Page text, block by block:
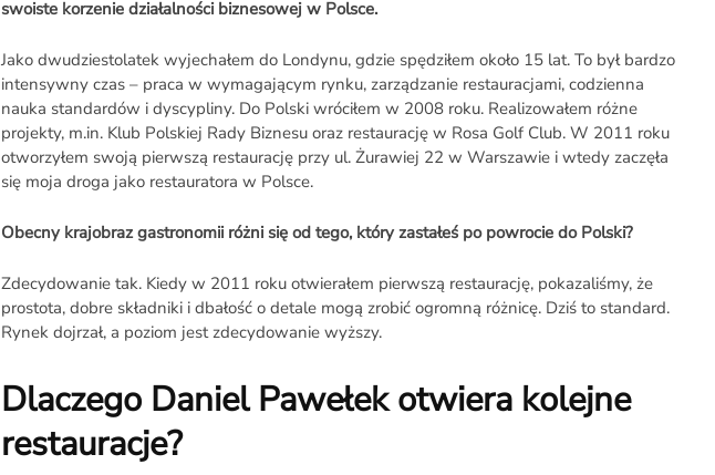
O
swoiste korzenie działalności biznesowej w Polsce.
Jako dwudziestolatek wyjechałem do Londynu, gdzie spędziłem około 15 lat. To był bardzo
intensywny czas – praca w wymagającym rynku, zarządzanie restauracjami, codzienna
nauka standardów i dyscypliny. Do Polski wróciłem w 2008 roku. Realizowałem różne
projekty, m.in. Klub Polskiej Rady Biznesu oraz restaurację w Rosa Golf Club. W 2011 roku
otworzyłem swoją pierwszą restaurację przy ul. Żurawiej 22 w Warszawie i wtedy zaczęła
się moja droga jako restauratora w Polsce.
Obecny krajobraz gastronomii różni się od tego, który zastałeś po powrocie do Polski?
Zdecydowanie tak. Kiedy w 2011 roku otwierałem pierwszą restaurację, pokazaliśmy, że
prostota, dobre składniki i dbałość o detale mogą zrobić ogromną różnicę. Dziś to standard.
Rynek dojrzał, a poziom jest zdecydowanie wyższy.
Dlaczego Daniel Pawełek otwiera kolejne
restauracje?